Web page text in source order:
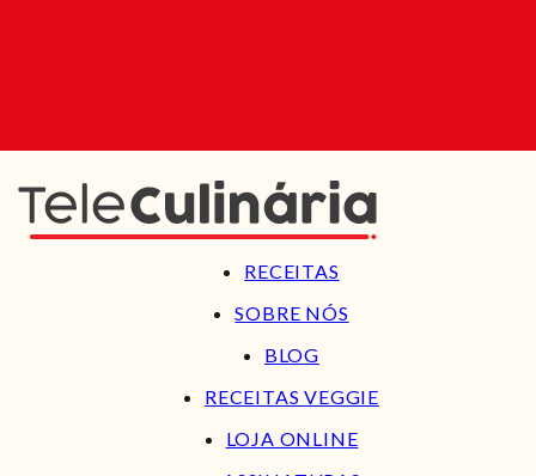
RECEITAS
SOBRE NÓS
BLOG
RECEITAS VEGGIE
LOJA ONLINE